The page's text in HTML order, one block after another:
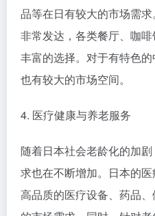
品等在日有较大的市场需
非常发达，各类餐厅、咖
丰富的选择。对于有特色
也有较大的市场空间。
4. 医疗健康与养老服务
随着日本社会老龄化的加
求也在不断增加。日本的
高品质的医疗设备、药品